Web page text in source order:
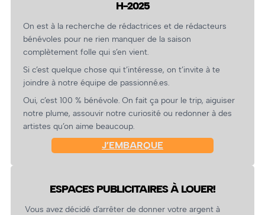
H-2025
On est à la recherche de rédactrices et de rédacteurs
bénévoles pour ne rien manquer de la saison
complètement folle qui s’en vient.
Si c’est quelque chose qui t’intéresse, on t’invite à te
joindre à notre équipe de passionné.es.
Oui, c’est 100 % bénévole. On fait ça pour le trip, aiguiser
notre plume, assouvir notre curiosité ou redonner à des
artistes qu’on aime beaucoup.
J’EMBARQUE
ESPACES PUBLICITAIRES À LOUER!
Vous avez décidé d’arrêter de donner votre argent à